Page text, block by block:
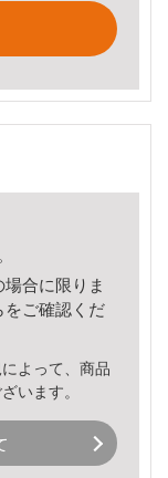
合に限りま
をご確認くだ
よって、商品
います。